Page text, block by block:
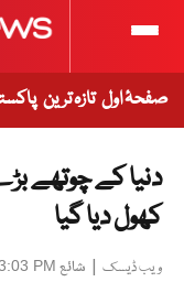
صفحۂ اول تازہ ترین
دنیا کے چوتھے
کھول دیا گیا
ویب ڈیسک | شائع PM